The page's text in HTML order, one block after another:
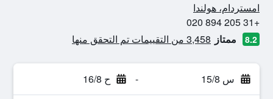
امستردام، هولندا
+31 205 894 020
8.2 ممتاز 3,458 من التقييمات تم التحقق منها
س 15/8 - ح 16/8